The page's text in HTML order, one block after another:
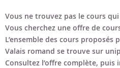
Vous ne trouvez pas le cours
Vous cherchez une offre de
L’ensemble des cours proposés
Valais romand se trouve sur
Consultez l’offre complète, puis